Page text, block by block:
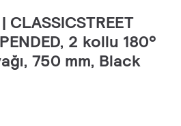
2 kollu 180°
750 mm, Black